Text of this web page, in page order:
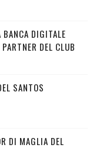
DIGITALE
DEL CLUB
SANTOS
DI MAGLIA DEL